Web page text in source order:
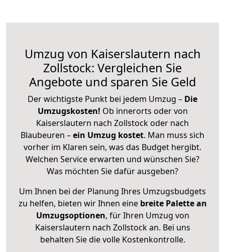
Umzug von Kaiserslautern nach
Zollstock: Vergleichen Sie
Angebote und sparen Sie Geld
Der wichtigste Punkt bei jedem Umzug – Die
Umzugskosten! Ob innerorts oder von
Kaiserslautern nach Zollstock oder nach
Blaubeuren –ein Umzug kostet. Man muss sich
vorher im Klaren sein, was das Budget hergibt.
Welchen Service erwarten und wünschen Sie?
Was möchten Sie dafür ausgeben?
Um Ihnen bei der Planung Ihres Umzugsbudgets
zu helfen, bieten wir Ihnen eine breite Palette an
Umzugsoptionen, für Ihren Umzug von
Kaiserslautern nach Zollstock an. Bei uns
behalten Sie die volle Kostenkontrolle.